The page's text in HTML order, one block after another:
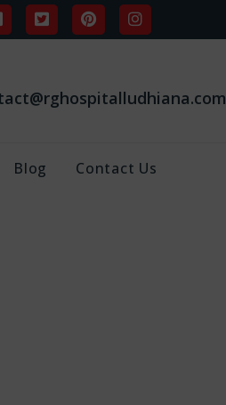
Blog Contact Us